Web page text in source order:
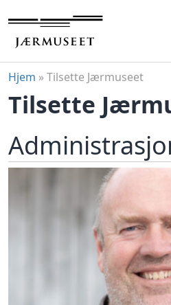
til
innhold
Hjem »Tilsette Jærmuseet
Tilsette